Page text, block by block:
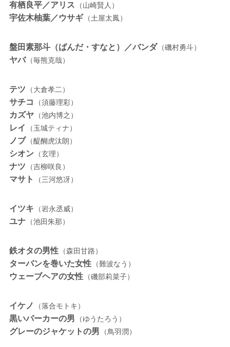
有栖良平／アリス （山崎賢人）
宇佐木柚葉／ウサギ （土屋太鳳）
盤田素那斗（ばんだ・すなと）／バンダ （磯村勇斗）
ヤバ （毎熊克哉）
テツ （大倉孝二）
サチコ （須藤理彩）
カズヤ （池内博之）
レイ （玉城ティナ）
ノブ （醍醐虎汰朗）
シオン （玄理）
ナツ （吉柳咲良）
マサト （三河悠冴）
イツキ （岩永丞威）
ユナ （池田朱那）
鉄オタの男性 （森田甘路）
ターバンを巻いた女性 （難波なう）
ウェーブヘアの女性 （磯部莉菜子）
イケノ （落合モトキ）
黒いパーカーの男 （ゆうたろう）
グレーのジャケットの男 （鳥羽潤）